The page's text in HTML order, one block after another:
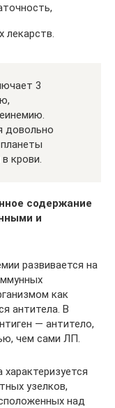
лекарств.
3
довольно
крови.
содержание
и
развивается на
как
антитела. В
— антитело,
чем сами ЛП.
узелков,
над